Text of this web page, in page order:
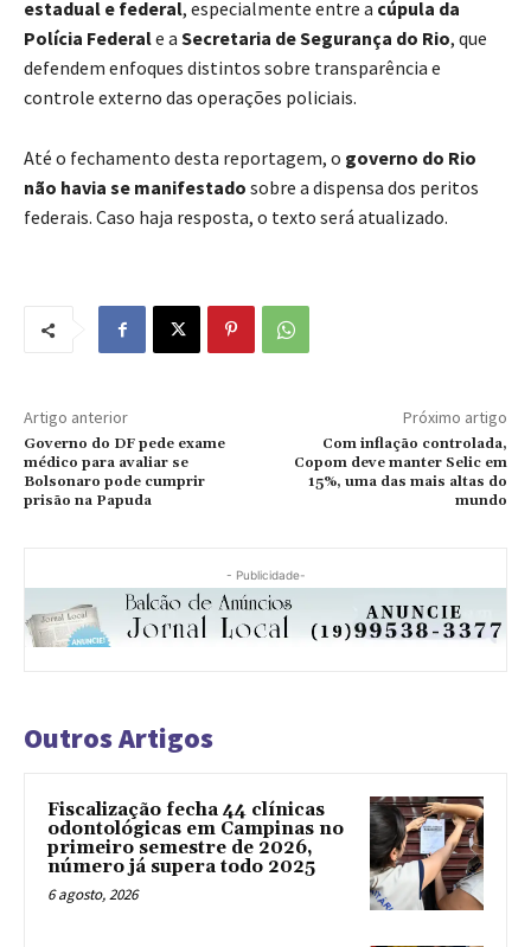
estadual e federal, especialmente entre a cúpula da
Polícia Federale a Secretaria de Segurança do Rio, que
defendem enfoques distintos sobre transparência e
controle externo das operações policiais.
Até o fechamento desta reportagem, o governo do Rio
não havia se manifestado sobre a dispensa dos peritos
federais. Caso haja resposta, o texto será atualizado.
Artigo anterior
Governo do DF pede exame
médico para avaliar se
Bolsonaro pode cumprir
prisão na Papuda
Próximo artigo
Com inflação controlada,
Copom deve manter Selic em
15%, uma das mais altas do
mundo
- Publicidade-
Outros Artigos
Fiscalização fecha 44 clínicas
odontológicas em Campinas no
primeiro semestre de 2026,
número já supera todo 2025
6 agosto, 2026